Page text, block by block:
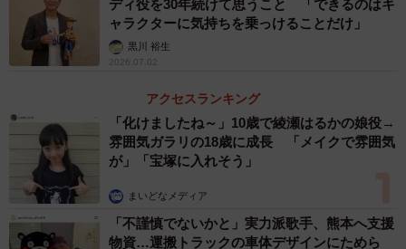
ディ役を30年続けて思うこと 「できるのはキ
ャラクターに気持ちを乗っけることだけ」
黒川 裕生
2026.07.02
アクセスランキング
「化けましたね～」10歳で綾瀬はるかの娘役→
雰囲気ガラリの18歳に成長 「メイクで雰囲気
が」「宝塚に入れそう」
まいどなメディア
「不謹慎でないかと」実力派歌手、熊本へ支援
物資…運搬トラックの車体デザインにためら